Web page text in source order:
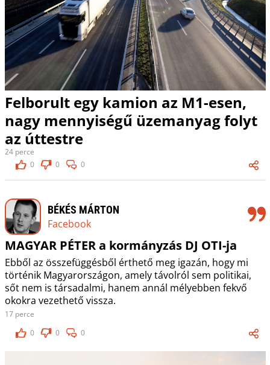
Felborult egy kamion az M1-esen,
nagy mennyiségű üzemanyag folyt
az úttestre
24 perce
0
0 0
BÉKÉS MÁRTON
Facebook
MAGYAR PÉTER a kormányzás DJ OTI-ja
Ebből az összefüggésből érthető meg igazán, hogy mi
történik Magyarországon, amely távolról sem politikai,
sőt nem is társadalmi, hanem annál mélyebben fekvő
okokra vezethető vissza.
17 perce
0
0 0